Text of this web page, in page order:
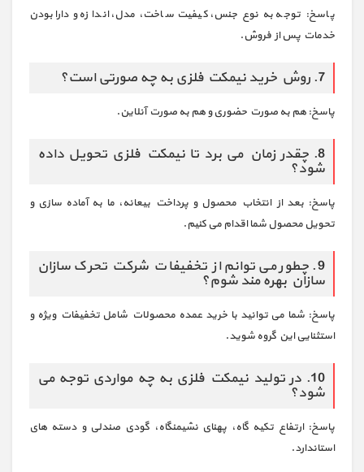
پاسخ: توجه به نوع جنس، کیفیت ساخت، مدل، اندازه و دارا بودن
خدمات پس از فروش.
7. روش خرید نیمکت فلزی به چه صورتی است؟
پاسخ: هم به صورت حضوری و هم به صورت آنلاین.
8. چقدر زمان می برد تا نیمکت فلزی تحویل داده
شود؟
پاسخ: بعد از انتخاب محصول و پرداخت بیعانه، ما به آماده سازی و
تحویل محصول شما اقدام می کنیم.
9. چطور می توانم از تخفیفات شرکت تحرک سازان
سازان بهره مند شوم؟
پاسخ: شما می توانید با خرید عمده محصولات شامل تخفیفات ویژه و
استثنایی این گروه شوید.
10. در تولید نیمکت فلزی به چه مواردی توجه می
شود؟
پاسخ: ارتفاع تکیه گاه، پهنای نشیمنگاه، گودی صندلی و دسته های
استاندارد.